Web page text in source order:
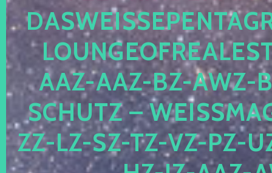
AZ-AAZ-BZ-AWZ-
CHUTZ –
-LZ-SZ-TZ-VZ-PZ-UZ-